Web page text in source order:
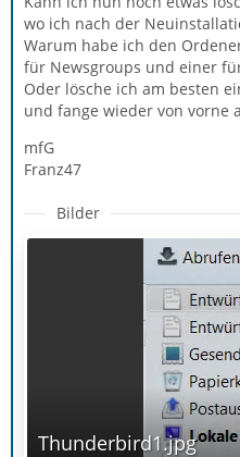
wo ich nach der
Warum habe ich den
für Newsgroups und einer
Oder lösche ich am besten
und fange wieder von vorne
mfG
Franz47
Bilder
Thunderbird1.jpg